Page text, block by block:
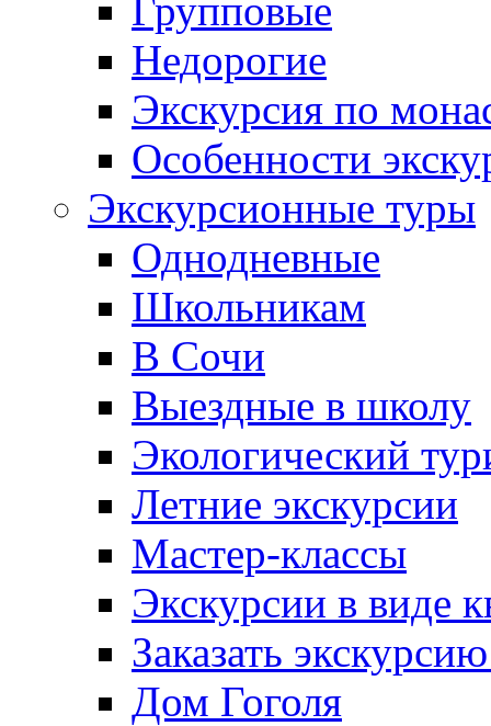
Групповые
Недорогие
Экскурсия по
Особенности
Экскурсионные туры
Однодневные
Школьникам
В Сочи
Выездные в школу
Экологический
Летние экскурсии
Мастер-классы
Экскурсии в виде
Заказать
Дом Гоголя